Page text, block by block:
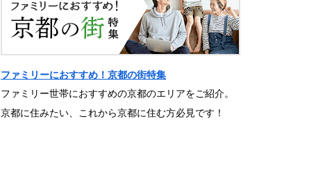
ファミリーにおすすめ！京都の街特集
ファミリー世帯におすすめの京都のエリアをご紹介。
京都に住みたい、これから京都に住む方必見です！